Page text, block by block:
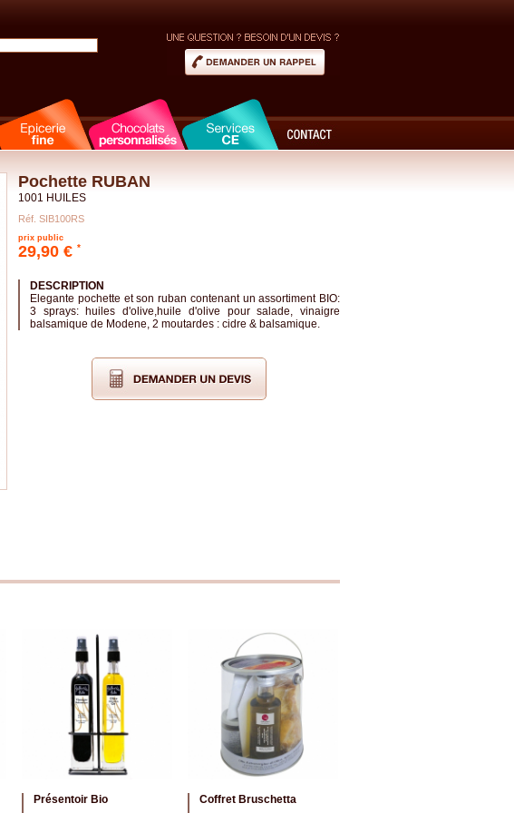
Pochette RUBAN
1001 HUILES
Réf. SIB100RS
prix public
29,90 € *
DESCRIPTION
Elegante pochette et son ruban contenant un assortiment BIO:
3 sprays: huiles d'olive,huile d'olive pour salade, vinaigre
balsamique de Modene, 2 moutardes : cidre & balsamique.
Présentoir Bio Coffret Bruschetta